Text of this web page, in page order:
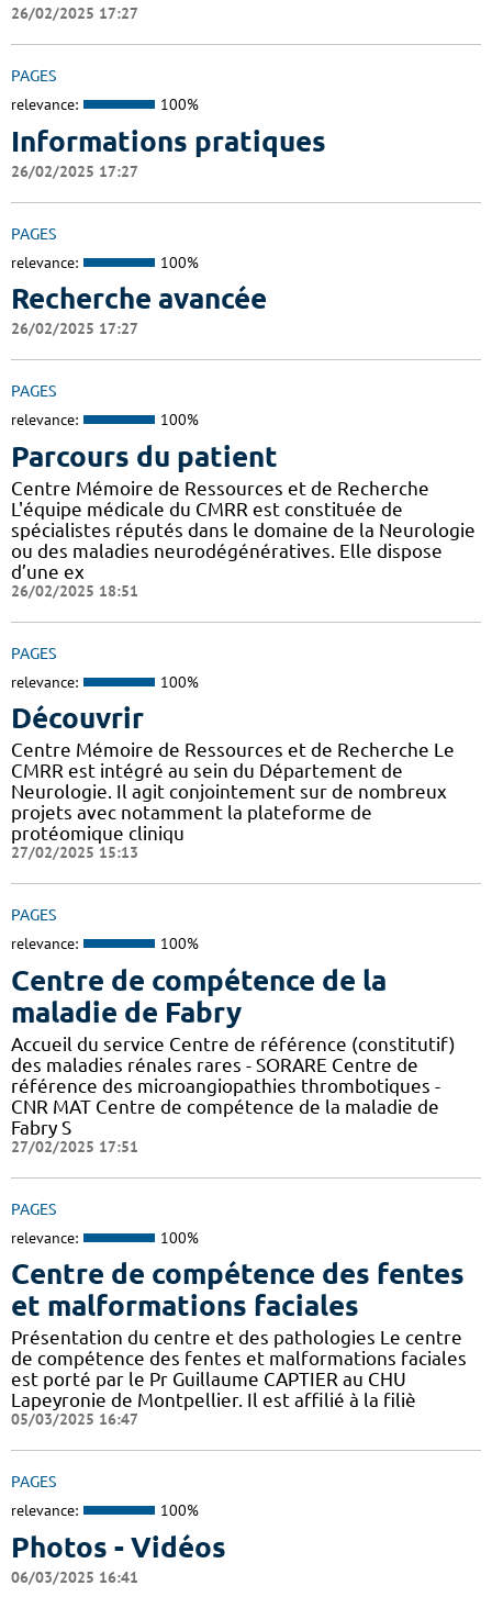
26/02/2025 17:27
PAGES
relevance: 100%
Informations pratiques
26/02/2025 17:27
PAGES
relevance: 100%
Recherche avancée
26/02/2025 17:27
PAGES
relevance: 100%
Parcours du patient
Centre Mémoire de Ressources et de Recherche
L'équipe médicale du CMRR est constituée de
spécialistes réputés dans le domaine de la Neurologie
ou des maladies neurodégénératives. Elle dispose
d’une ex
26/02/2025 18:51
PAGES
relevance: 100%
Découvrir
Centre Mémoire de Ressources et de Recherche Le
CMRR est intégré au sein du Département de
Neurologie. Il agit conjointement sur de nombreux
projets avec notamment la plateforme de
protéomique cliniqu
27/02/2025 15:13
PAGES
relevance: 100%
Centre de compétence de la
maladie de Fabry
Accueil du service Centre de référence (constitutif)
des maladies rénales rares - SORARE Centre de
référence des microangiopathies thrombotiques -
CNR MAT Centre de compétence de la maladie de
Fabry S
27/02/2025 17:51
PAGES
relevance: 100%
Centre de compétence des fentes
et malformations faciales
Présentation du centre et des pathologies Le centre
de compétence des fentes et malformations faciales
est porté par le Pr Guillaume CAPTIER au CHU
Lapeyronie de Montpellier. Il est affilié à la filiè
05/03/2025 16:47
PAGES
relevance: 100%
Photos - Vidéos
06/03/2025 16:41